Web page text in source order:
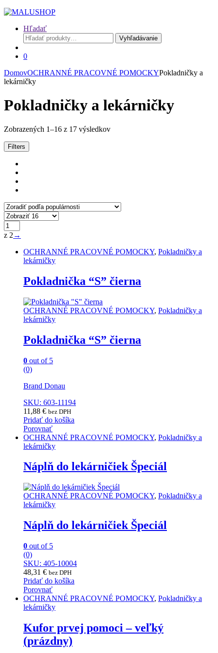
Hľadať
Hľadať:
Vyhľadávanie
0
DomovOCHRANNÉ PRACOVNÉ POMOCKYPokladničky a
lekárničky
Pokladničky a lekárničky
Zobrazených 1–16 z 17 výsledkovZoradené
Filters
z 2 →
OCHRANNÉ PRACOVNÉ POMOCKY, Pokladničky a
lekárničky
Pokladnička “S” čierna
OCHRANNÉ PRACOVNÉ POMOCKY, Pokladničky a
lekárničky
Pokladnička “S” čierna
0 out of 5
(0)
Brand Donau
SKU: 603-11194
11,88 € bez DPH
Pridať do košíka
Porovnať
OCHRANNÉ PRACOVNÉ POMOCKY, Pokladničky a
lekárničky
Náplň do lekárničiek Špeciál
OCHRANNÉ PRACOVNÉ POMOCKY, Pokladničky a
lekárničky
Náplň do lekárničiek Špeciál
0 out of 5
(0)
SKU: 405-10004
48,31 € bez DPH
Pridať do košíka
Porovnať
OCHRANNÉ PRACOVNÉ POMOCKY, Pokladničky a
lekárničky
Kufor prvej pomoci – veľký
(prázdny)